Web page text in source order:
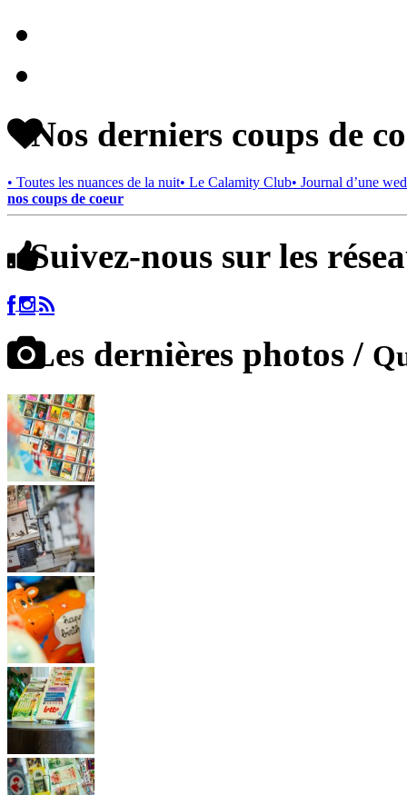
Nos derniers coups de
• Toutes les nuances de la nuit• Le Calamity Club• Journal d’une
nos coups de coeur
Suivez-nous sur les
Les dernières photos /